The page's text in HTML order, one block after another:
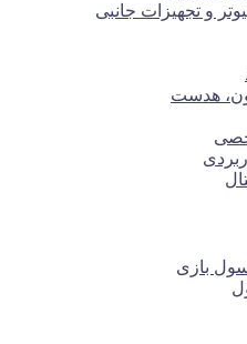
و تجهیزات جانبی
هدست
بازی